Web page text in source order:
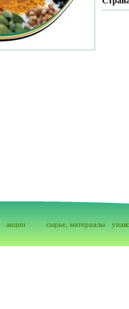
акции сырье, материалы